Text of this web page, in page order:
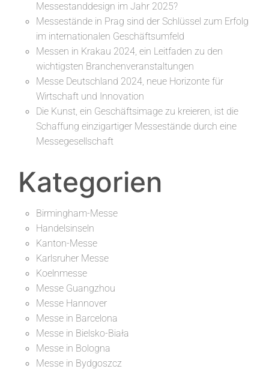
Messestanddesign im Jahr 2025?
Messestände in Prag sind der Schlüssel zum Erfolg
im internationalen Geschäftsumfeld
Messen in Krakau 2024, ein Leitfaden zu den
wichtigsten Branchenveranstaltungen
Messe Deutschland 2024, neue Horizonte für
Wirtschaft und Innovation
Die Kunst, ein Geschäftsimage zu kreieren, ist die
Schaffung einzigartiger Messestände durch eine
Messegesellschaft
Kategorien
Birmingham-Messe
Handelsinseln
Kanton-Messe
Karlsruher Messe
Koelnmesse
Messe Guangzhou
Messe Hannover
Messe in Barcelona
Messe in Bielsko-Biała
Messe in Bologna
Messe in Bydgoszcz